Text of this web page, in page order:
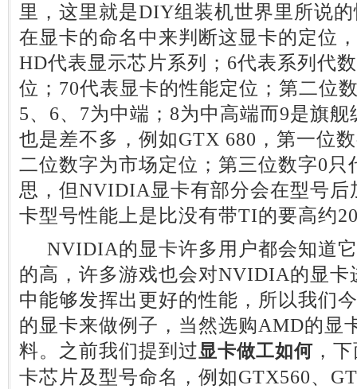
里，这里就是DIY组装机世界里所说
在显卡的命名中来判断这显卡的定位
HD代表显示芯片系列；6代表系列代
位；70代表显卡的性能定位；第二位
5、6、7为中端；8为中高端而9是旗
也是差不多，例如GTX 680，第一位
二位数字为市场定位；第三位数字0
思，但NVIDIA显卡有部分会在型号
卡型号性能上是比没有带TI的要高约
NVIDIA的显卡许多用户都会知道
的高，许多游戏也会对NVIDIA的显
中能够发挥出更好的性能，所以我们
的显卡来做例子，当然选购AMD的显
料。之前我们提到过显卡做工如何 ，
卡芯片及型号命名，例如GTX560、